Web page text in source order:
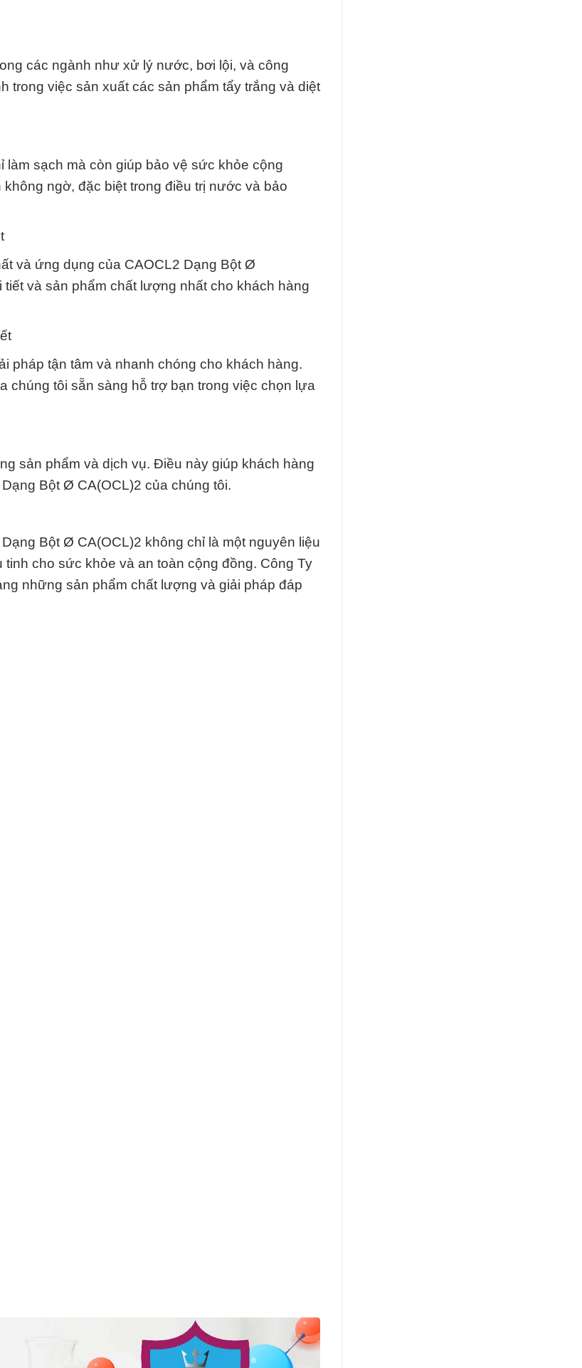
các ngành như xử lý nước, bơi lội, và công
trong việc sản xuất các sản phẩm tẩy trắng và diệt
sạch mà còn giúp bảo vệ sức khỏe cộng
ngờ, đặc biệt trong điều trị nước và bảo
và ứng dụng của CAOCL2 Dạng Bột Ø
và sản phẩm chất lượng nhất cho khách hàng
pháp tận tâm và nhanh chóng cho khách hàng.
chúng tôi sẵn sàng hỗ trợ bạn trong việc chọn lựa
sản phẩm và dịch vụ. Điều này giúp khách hàng
Bột Ø CA(OCL)2 của chúng tôi.
Bột Ø CA(OCL)2 không chỉ là một nguyên liệu
cho sức khỏe và an toàn cộng đồng. Công Ty
những sản phẩm chất lượng và giải pháp đáp